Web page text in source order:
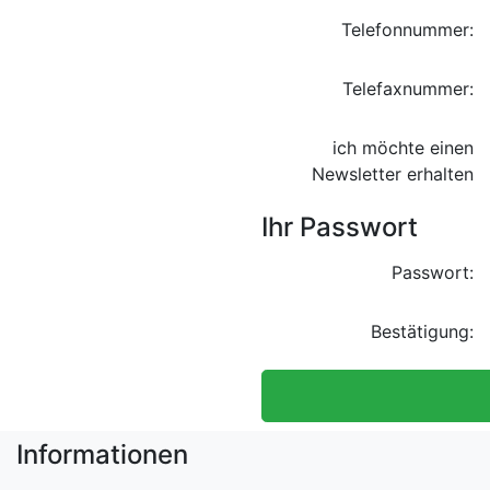
Telefonnummer:
Telefaxnummer:
ich möchte einen
Newsletter erhalten
Ihr Passwort
Passwort:
Bestätigung:
Informationen